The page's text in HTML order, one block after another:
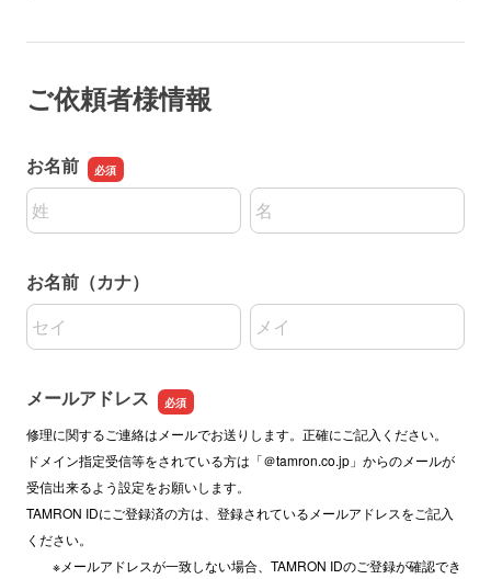
ご依頼者様情報
お名前
名前の姓
名前の名
お名前（カナ）
名前の姓
名前の名
メールアドレス
修理に関するご連絡はメールでお送りします。正確にご記入ください。
ドメイン指定受信等をされている方は「＠tamron.co.jp」からのメールが
受信出来るよう設定をお願いします。
TAMRON IDにご登録済の方は、登録されているメールアドレスをご記入
ください。
※メールアドレスが一致しない場合、TAMRON IDのご登録が確認でき